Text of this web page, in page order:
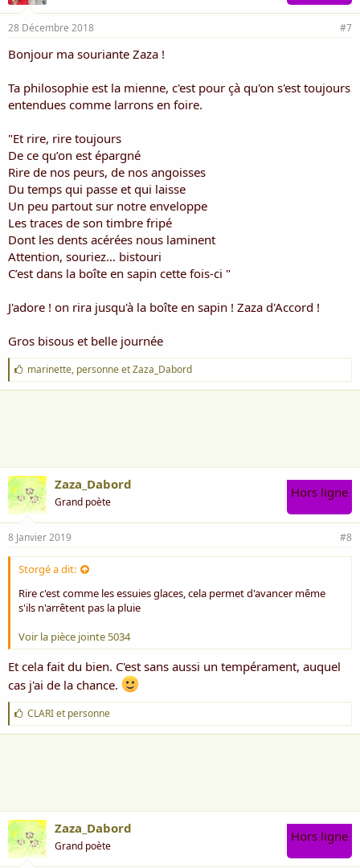
28 Décembre 2018 #7
Bonjour ma souriante Zaza !
Ta philosophie est la mienne, c'est pour çà qu'on s'est toujours
entendues comme larrons en foire.
"Et rire, rire toujours
De ce qu’on est épargné
Rire de nos peurs, de nos angoisses
Du temps qui passe et qui laisse
Un peu partout sur notre enveloppe
Les traces de son timbre fripé
Dont les dents acérées nous laminent
Attention, souriez… bistouri
C’est dans la boîte en sapin cette fois-ci "
J'adore ! on rira jusqu'à la boîte en sapin ! Zaza d'Accord !
Gros bisous et belle journée
J
'
a
marinette, personneetZaza_Dabord
Zaza_Dabord
Grand poète
Hors ligne
8 Janvier 2019 #8
Storgé a dit:
Rire c'est comme les essuies glaces, cela permet d'avancer même
s'ils n'arrêtent pas la pluie
Voir la pièce jointe 5034
Et cela fait du bien. C'est sans aussi un tempérament, auquel
cas j'ai de la chance.
J
'
a
CLARIet personne
Zaza_Dabord
Grand poète
Hors ligne